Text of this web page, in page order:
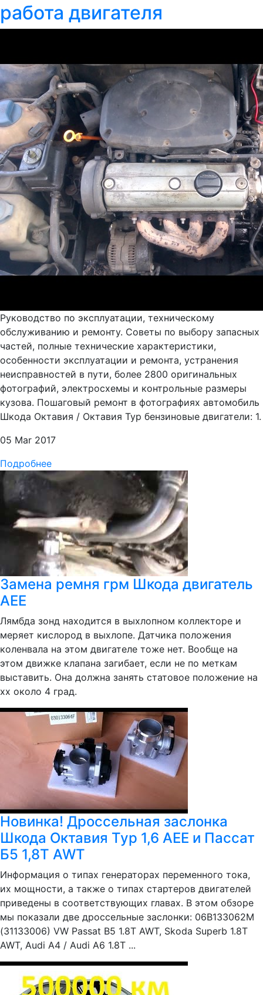
работа двигателя
Руководство по эксплуатации, техническому
обслуживанию и ремонту. Советы по выбору запасных
частей, полные технические характеристики,
особенности эксплуатации и ремонта, устранения
неисправностей в пути, более 2800 оригинальных
фотографий, электросхемы и контрольные размеры
кузова. Пошаговый ремонт в фотографиях автомобиль
Шкода Октавия / Октавия Тур бензиновые двигатели: 1.
05 Mar 2017
Подробнее
Замена ремня грм Шкода двигатель
AEE
Лямбда зонд находится в выхлопном коллекторе и
меряет кислород в выхлопе. Датчика положения
коленвала на этом двигателе тоже нет. Вообще на
этом движке клапана загибает, если не по меткам
выставить. Она должна занять статовое положение на
хх около 4 град.
Новинка! Дроссельная заслонка
Шкода Октавия Тур 1,6 АЕЕ и Пассат
Б5 1,8Т AWT
Информация о типах генераторах переменного тока,
их мощности, а также о типах стартеров двигателей
приведены в соответствующих главах. В этом обзоре
мы показали две дроссельные заслонки: 06B133062M
(31133006) VW Passat B5 1.8T AWT, Skoda Superb 1.8T
AWT, Audi A4 / Audi A6 1.8T ...